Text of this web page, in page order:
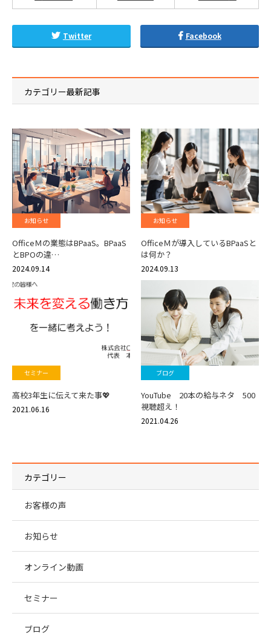
Twitter Facebook
カテゴリー最新記事
お知らせ
OfficeＭの業態はBPaaS。BPaaS
とBPOの違…
2024.09.14
お知らせ
OfficeＭが導入しているBPaaSと
は何か？
2024.09.13
セミナー
高校3年生に伝えて来た事💖
2021.06.16
ブログ
YouTube 20本の給与ネタ 500
視聴超え！
2021.04.26
カテゴリー
お客様の声
お知らせ
オンライン動画
セミナー
ブログ